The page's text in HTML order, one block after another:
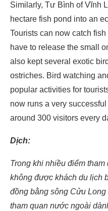
Similarly, Tư Bình of Vĩnh
hectare fish pond into an
Tourists can now catch
have to release the small
also kept several exotic
ostriches. Bird watching
popular activities for
now runs a very
around 300 visitors every
Dịch:
Trong khi nhiều điểm
không được khách du lịch
đồng bằng sông Cửu
tham quan nước ngoài